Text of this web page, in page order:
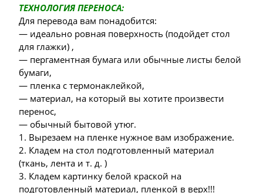
ТЕХНОЛОГИЯ ПЕРЕНОСА:
Для перевода вам понадобится:
— идеально ровная поверхность (подойдет стол
для глажки) ,
— пергаментная бумага или обычные листы белой
бумаги,
— пленка с термонаклейкой,
— материал, на который вы хотите произвести
перенос,
— обычный бытовой утюг.
1. Вырезаем на пленке нужное вам изображение.
2. Кладем на стол подготовленный материал
(ткань, лента и т. д. )
3. Кладем картинку белой краской на
подготовленный материал, пленкой в верх!!!